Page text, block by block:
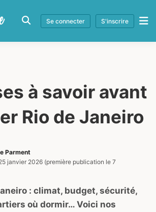
Se connecter S'inscrire
à savoir avant
Rio de Janeiro
Parment
janvier 2026 (première publication le 7
: climat, budget, sécurité,
où dormir… Voici nos